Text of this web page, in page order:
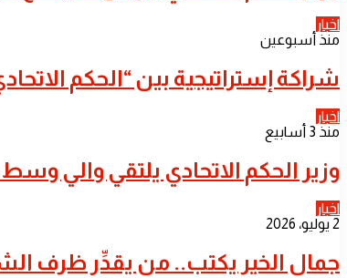
اخبار
منذ أسبوعين
شراكة إستراتيجية بين “الحكم
اخبار
منذ 3 أسابيع
​وزير الحكم الاتحادي يلتقي والي وسط
اخبار
2 يوليو، 2026
جمال الخير يكتب.. من يقدِّر ظرف